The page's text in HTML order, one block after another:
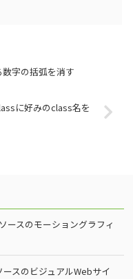
字の括弧を消す
に好みのclass名を
ースのモーショングラフィ
スのビジュアルWebサイ